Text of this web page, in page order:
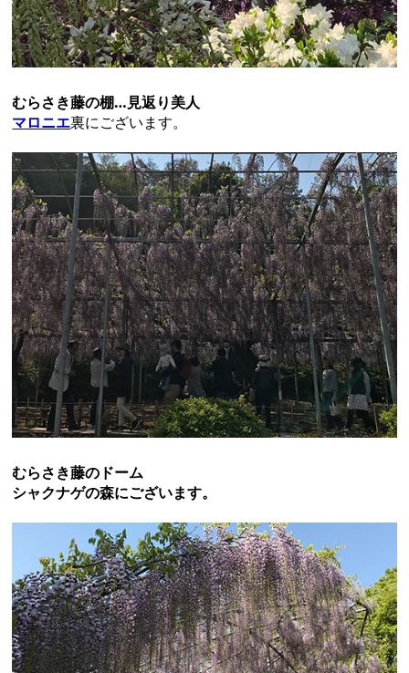
むらさき藤の棚…見返り美人
マロニエ裏にございます。
むらさき藤のドーム
シャクナゲの森にございます。